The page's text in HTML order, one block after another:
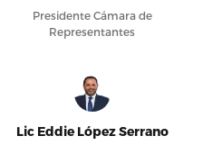
Presidente Cámara de
Representantes
Lic Eddie López Serrano